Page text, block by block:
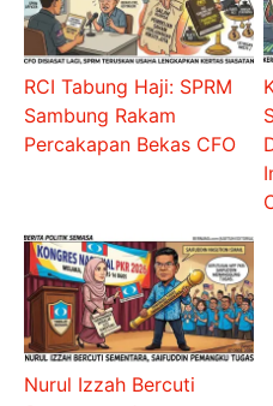
RCI Tabung Haji: SPRM
Sambung Rakam
Percakapan Bekas CFO
Nurul Izzah Bercuti